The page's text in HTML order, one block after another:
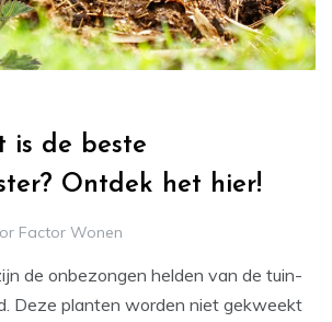
is de beste
Ontdek het hier!
Factor Wonen
de onbezongen helden van de tuin-
Deze planten worden niet gekweekt